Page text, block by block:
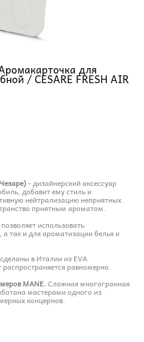
для
/ CESARE FRESH AIR
- дизайнерский аксессуар
добавит ему стиль и
нейтрализацию неприятных
приятным ароматом.
использовать
так и для ароматизации белья и
в Италии из EVA
равномерно.
MANE. Сложная многогранная
мастерами одного из
концернов.